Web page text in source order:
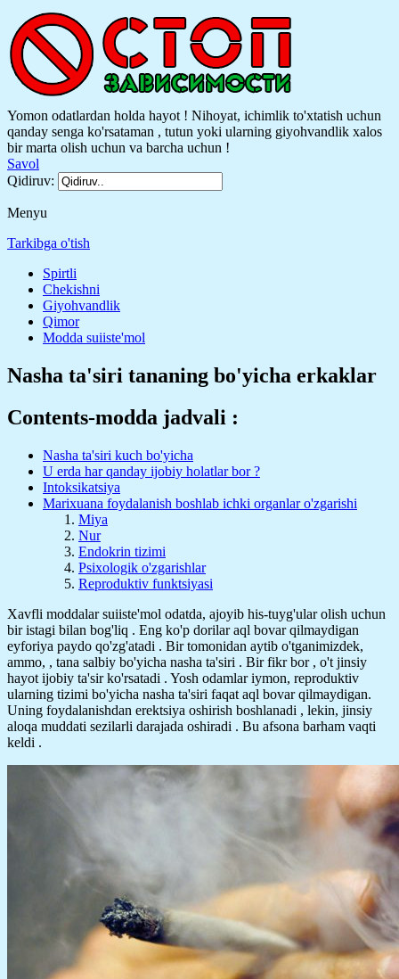
Yomon odatlardan holda hayot ! Nihoyat, ichimlik to'xtatish uchun
qanday senga ko'rsataman , tutun yoki ularning giyohvandlik xalos
bir marta olish uchun va barcha uchun !
Savol
Qidiruv:
Menyu
Tarkibga o'tish
Spirtli
Chekishni
Giyohvandlik
Qimor
Modda suiiste'mol
Nasha ta'siri tananing bo'yicha erkaklar
Contents-modda jadvali :
Nasha ta'siri kuch bo'yicha
U erda har qanday ijobiy holatlar bor ?
Intoksikatsiya
Marixuana foydalanish boshlab ichki organlar o'zgarishi
Miya
Nur
Endokrin tizimi
Psixologik o'zgarishlar
Reproduktiv funktsiyasi
Xavfli moddalar suiiste'mol odatda, ajoyib his-tuyg'ular olish uchun
bir istagi bilan bog'liq . Eng ko'p dorilar aql bovar qilmaydigan
eyforiya paydo qo'zg'atadi . Bir tomonidan aytib o'tganimizdek,
ammo, , tana salbiy bo'yicha nasha ta'siri . Bir fikr bor , o't jinsiy
hayot ijobiy ta'sir ko'rsatadi . Yosh odamlar iymon, reproduktiv
ularning tizimi bo'yicha nasha ta'siri faqat aql bovar qilmaydigan.
Uning foydalanishdan erektsiya oshirish boshlanadi , lekin, jinsiy
aloqa muddati sezilarli darajada oshiradi . Bu afsona barham vaqti
keldi .